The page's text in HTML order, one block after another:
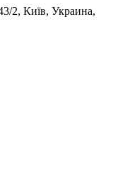
2, Київ, Украина,